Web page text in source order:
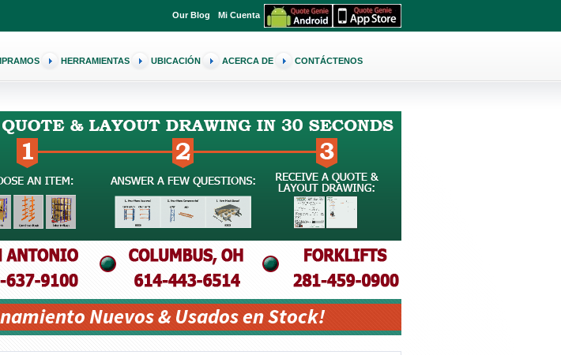
Our Blog Mi Cuenta
HERRAMIENTAS UBICACIÓN ACERCA DE CONTÁCTENOS
Nuevos & Usados en Stock!